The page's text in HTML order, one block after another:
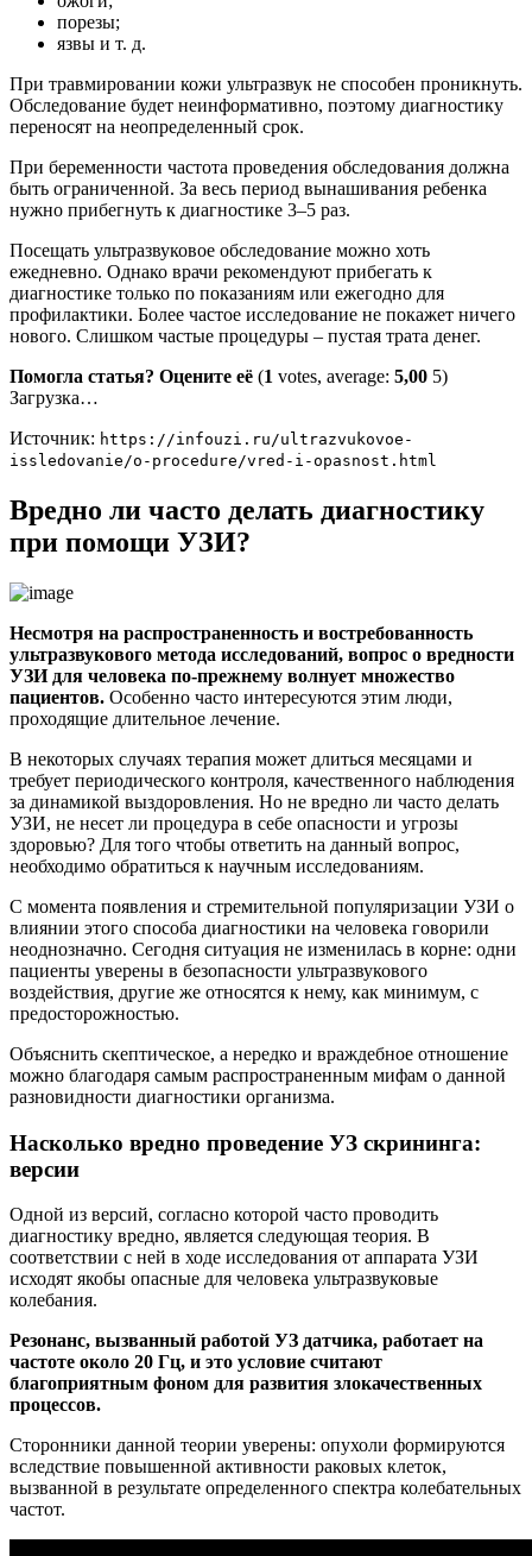
порезы;
язвы и т. д.
При травмировании кожи ультразвук не способен проникнуть.
Обследование будет неинформативно, поэтому диагностику
переносят на неопределенный срок.
При беременности частота проведения обследования должна
быть ограниченной. За весь период вынашивания ребенка
нужно прибегнуть к диагностике 3–5 раз.
Посещать ультразвуковое обследование можно хоть
ежедневно. Однако врачи рекомендуют прибегать к
диагностике только по показаниям или ежегодно для
профилактики. Более частое исследование не покажет ничего
нового. Слишком частые процедуры – пустая трата денег.
Помогла статья? Оцените её (1 votes, average: 5,00 5)
Загрузка…
Источник: https://infouzi.ru/ultrazvukovoe-
issledovanie/o-procedure/vred-i-opasnost.html
Вредно ли часто делать диагностику
при помощи УЗИ?
Несмотря на распространенность и востребованность
ультразвукового метода исследований, вопрос о вредности
УЗИ для человека по-прежнему волнует множество
пациентов. Особенно часто интересуются этим люди,
проходящие длительное лечение.
В некоторых случаях терапия может длиться месяцами и
требует периодического контроля, качественного наблюдения
за динамикой выздоровления. Но не вредно ли часто делать
УЗИ, не несет ли процедура в себе опасности и угрозы
здоровью? Для того чтобы ответить на данный вопрос,
необходимо обратиться к научным исследованиям.
С момента появления и стремительной популяризации УЗИ о
влиянии этого способа диагностики на человека говорили
неоднозначно. Сегодня ситуация не изменилась в корне: одни
пациенты уверены в безопасности ультразвукового
воздействия, другие же относятся к нему, как минимум, с
предосторожностью.
Объяснить скептическое, а нередко и враждебное отношение
можно благодаря самым распространенным мифам о данной
разновидности диагностики организма.
Насколько вредно проведение УЗ скрининга:
версии
Одной из версий, согласно которой часто проводить
диагностику вредно, является следующая теория. В
соответствии с ней в ходе исследования от аппарата УЗИ
исходят якобы опасные для человека ультразвуковые
колебания.
Резонанс, вызванный работой УЗ датчика, работает на
частоте около 20 Гц, и это условие считают
благоприятным фоном для развития злокачественных
процессов.
Сторонники данной теории уверены: опухоли формируются
вследствие повышенной активности раковых клеток,
вызванной в результате определенного спектра колебательных
частот.